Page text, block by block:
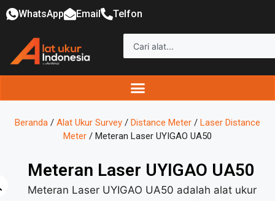
WhatsApp Email Telfon
Beranda / Alat Ukur Survey / Distance Meter / Laser Distance
Meter / Meteran Laser UYIGAO UA50
Meteran Laser UYIGAO UA50
Meteran Laser UYIGAO UA50 adalah alat ukur